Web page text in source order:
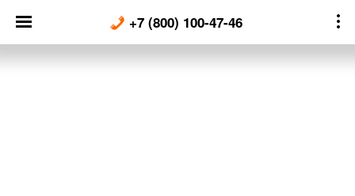
content
+7 (800) 100-47-46